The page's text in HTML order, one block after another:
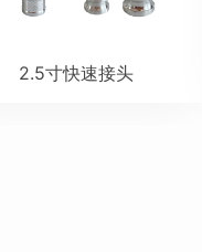
2.5寸快速接头